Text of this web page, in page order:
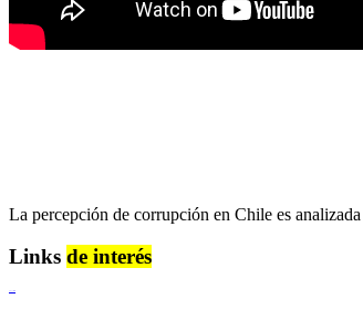
La percepción de corrupción en Chile es
Links de interés